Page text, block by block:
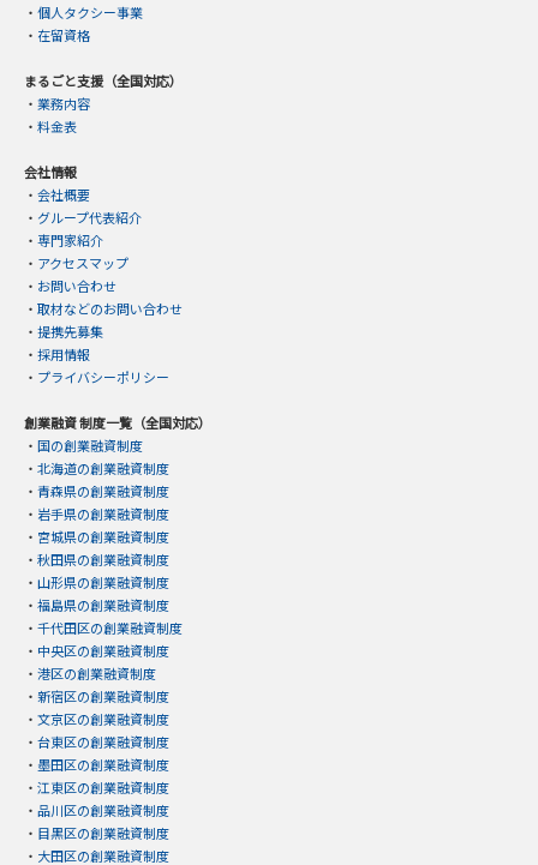
・ 個人タクシー事業
・ 在留資格
まるごと支援（全国対応）
・ 業務内容
・ 料金表
会社情報
・ 会社概要
・ グループ代表紹介
・ 専門家紹介
・ アクセスマップ
・ お問い合わせ
・ 取材などのお問い合わせ
・ 提携先募集
・ 採用情報
・ プライバシーポリシー
創業融資 制度一覧（全国対応）
・ 国の創業融資制度
・ 北海道の創業融資制度
・ 青森県の創業融資制度
・ 岩手県の創業融資制度
・ 宮城県の創業融資制度
・ 秋田県の創業融資制度
・ 山形県の創業融資制度
・ 福島県の創業融資制度
・ 千代田区の創業融資制度
・ 中央区の創業融資制度
・ 港区の創業融資制度
・ 新宿区の創業融資制度
・ 文京区の創業融資制度
・ 台東区の創業融資制度
・ 墨田区の創業融資制度
・ 江東区の創業融資制度
・ 品川区の創業融資制度
・ 目黒区の創業融資制度
・ 大田区の創業融資制度